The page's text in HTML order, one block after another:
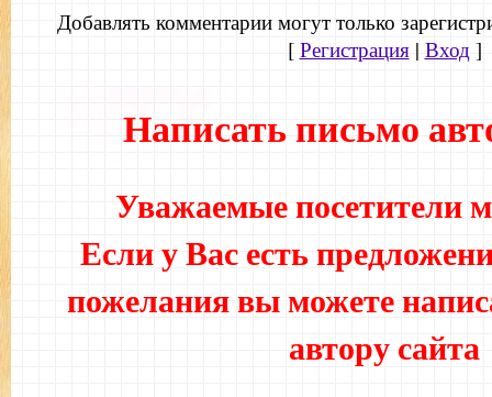
Добавлять комментарии могут только
[ Регистрация| Вход]
Написать письмо
Уважаемые посетители
Если у Вас есть
пожелания вы можете
автору сайта